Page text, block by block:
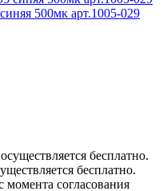
500мк арт.1005-029
бесплатно.